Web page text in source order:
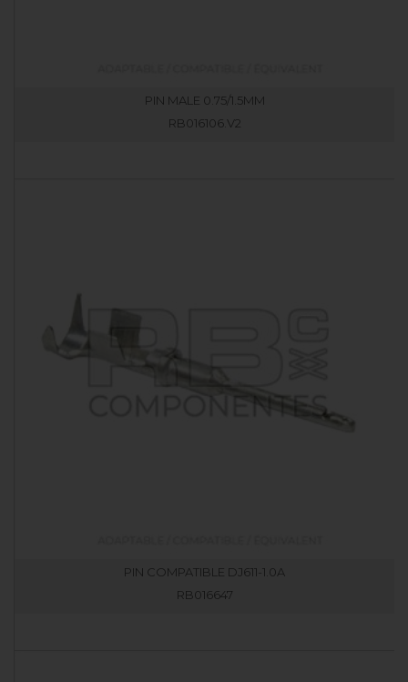
PIN MALE 0.75/1.5MM
RB016106.V2
PIN COMPATIBLE DJ611-1.0A
RB016647